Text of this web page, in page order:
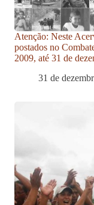
Atenção: Neste
postados no
2009, até 31 de
31 de